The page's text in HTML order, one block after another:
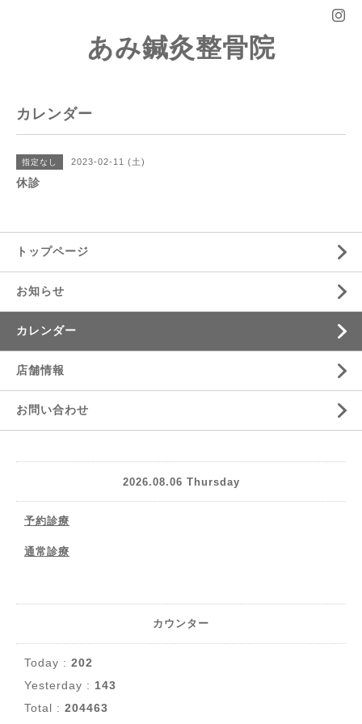
あみ鍼灸整骨院
カレンダー
指定なし 2023-02-11 (土)
休診
トップページ
お知らせ
カレンダー
店舗情報
お問い合わせ
2026.08.06 Thursday
予約診療
通常診療
カウンター
Today : 202
Yesterday : 143
Total : 204463